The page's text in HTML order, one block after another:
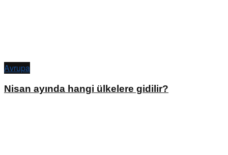
Avrupa
Nisan ayında hangi ülkelere gidilir?